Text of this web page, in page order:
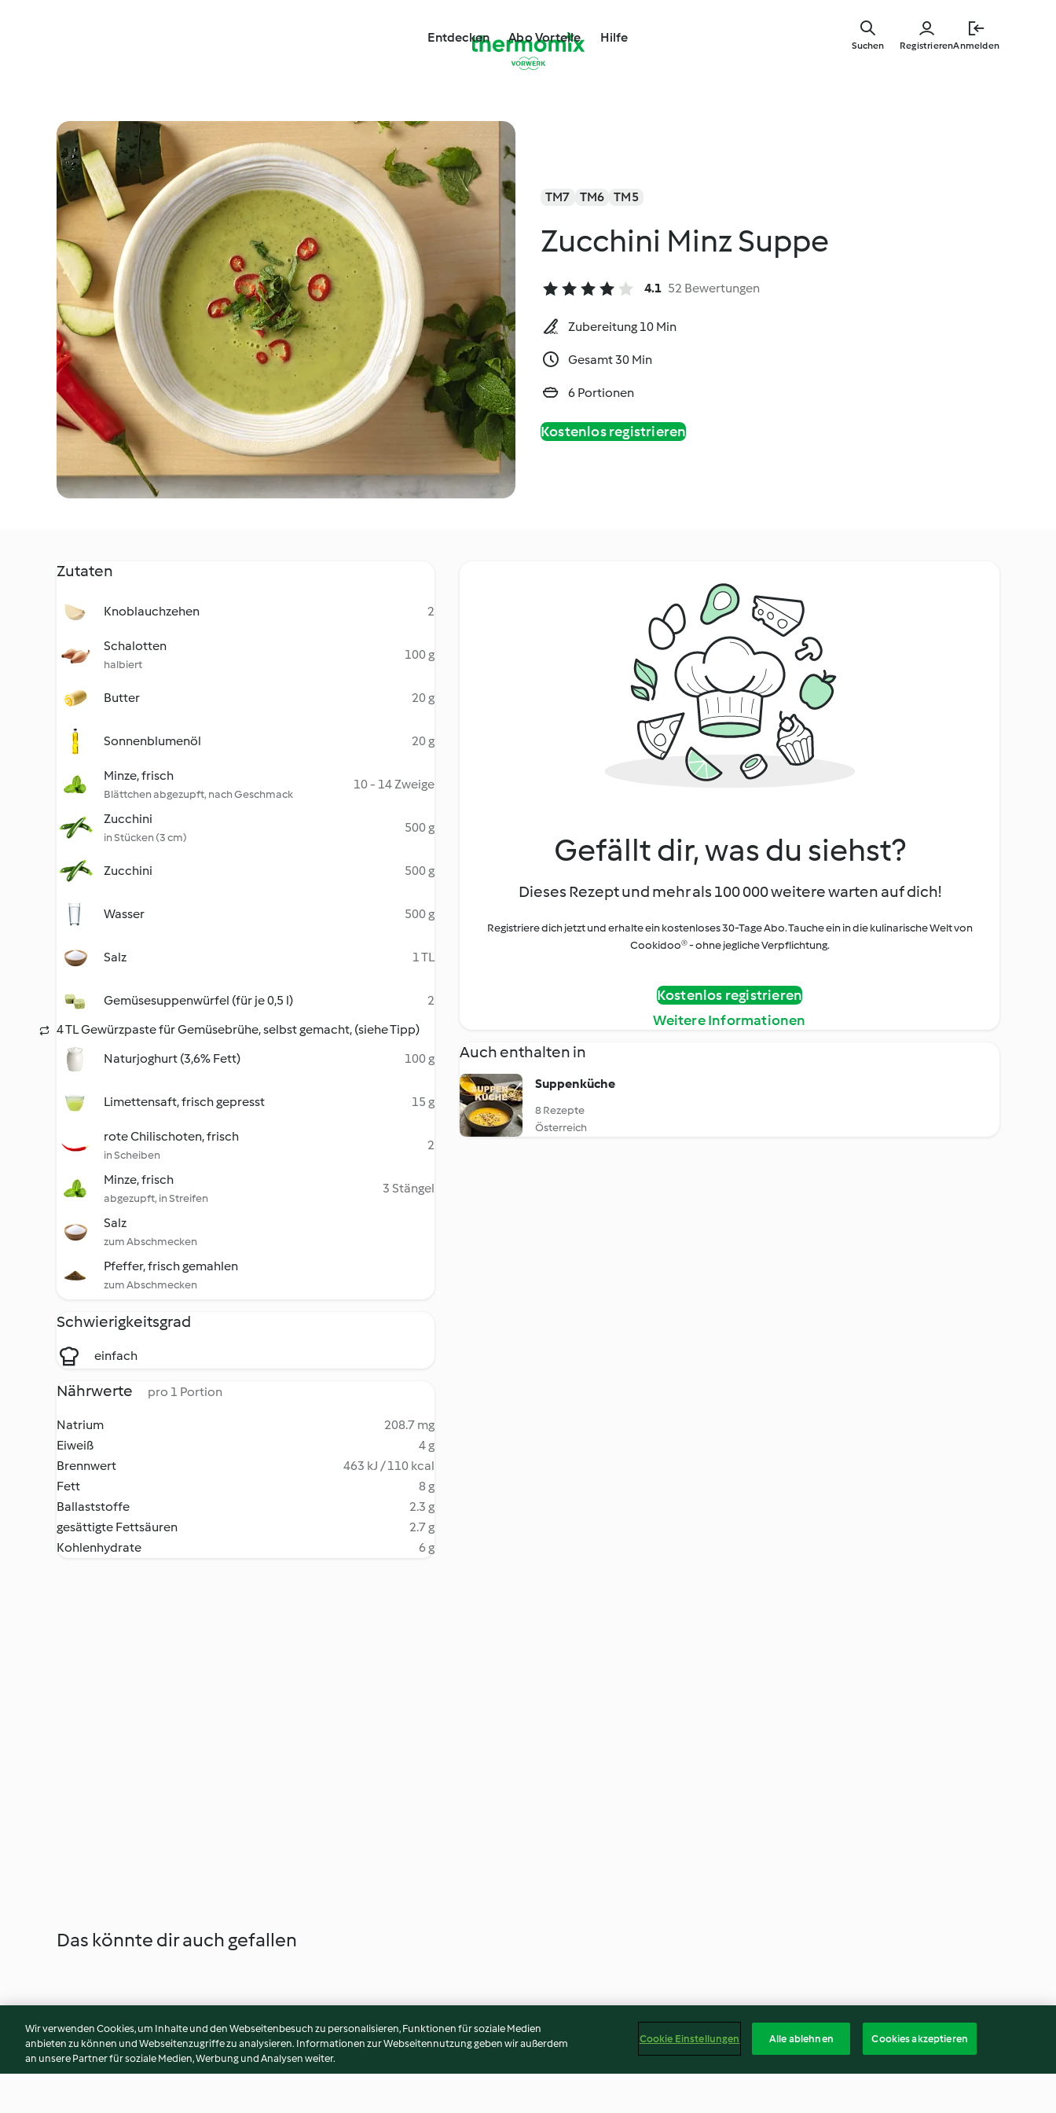
Entdecken Abo Vorteile Hilfe
RegistrierenAnmelden
Suchen
TM7 TM6 TM5
Zucchini Minz Suppe
4.1 52 Bewertungen
Zubereitung 10 Min
Gesamt 30 Min
6 Portionen
Kostenlos registrieren
Zutaten
Knoblauchzehen 2
Schalotten
halbiert
100 g
Butter 20 g
Sonnenblumenöl 20 g
Minze, frisch
Blättchen abgezupft, nach Geschmack
10 - 14 Zweige
Zucchini
in Stücken (3 cm)
500 g
Zucchini 500 g
Wasser 500 g
Salz 1 TL
Gemüsesuppenwürfel (für je 0,5 l)
2
4 TL Gewürzpaste für Gemüsebrühe, selbst gemacht, (siehe Tipp)
Naturjoghurt (3,6% Fett)
100 g
Limettensaft, frisch gepresst 15 g
rote Chilischoten, frisch
in Scheiben
2
Minze, frisch
abgezupft, in Streifen
3 Stängel
Salz
zum Abschmecken
Pfeffer, frisch gemahlen
zum Abschmecken
Schwierigkeitsgrad
einfach
Nährwerte pro 1 Portion
Natrium
208.7 mg
Eiweiß
4 g
Brennwert
463 kJ / 110 kcal
Fett
8 g
Ballaststoffe
2.3 g
gesättigte Fettsäuren
2.7 g
Kohlenhydrate
6 g
Gefällt dir, was du siehst?
Dieses Rezept und mehr als 100 000 weitere warten auf dich!
Registriere dich jetzt und erhalte ein kostenloses 30-Tage Abo. Tauche ein in die kulinarische Welt von
Cookidoo® - ohne jegliche Verpflichtung.
Kostenlos registrieren
Weitere Informationen
Auch enthalten in
Suppenküche
8 Rezepte
Österreich
Das könnte dir auch gefallen
Wir verwenden Cookies, um Inhalte und den Webseitenbesuch zu personalisieren, Funktionen für soziale Medien
anbieten zu können und Webseitenzugriffe zu analysieren. Informationen zur Webseitennutzung geben wir außerdem
an unsere Partner für soziale Medien, Werbung und Analysen weiter.
Cookie Einstellungen Alle ablehnen Cookies akzeptieren